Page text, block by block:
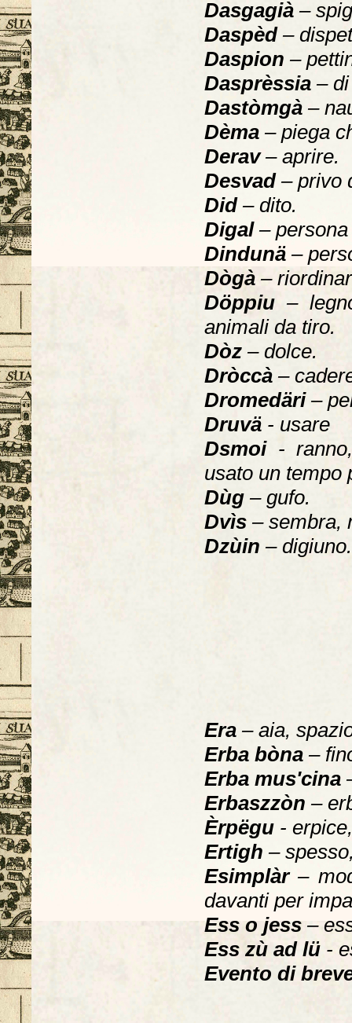
Dasgagià–
Daspèd–
Daspion –
Dasprèssia –
Dastòmgà –
Dèma – piega
Derav– aprire.
Desvad – privo
Did – dito.
Digal–
Dindunä –
Dògà–
Döppiu–
animali da tiro.
Dòz – dolce.
Dròccà–
Dromedäri –
Druvä - usare
Dsmoi- ranno,
usato un tempo
Dùg – gufo.
Dvìs – sembra,
Dzùin – digiuno.
Era – aia,
Erba bòna–
Erba mus'cina
Erbaszzòn –
Èrpëgu -
Ertigh –
Esimplàr–
davanti per
Ess o jess –
Ess zù ad lü -
Evento di